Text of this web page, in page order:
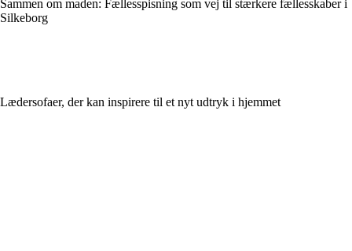
Sammen om maden: Fællesspisning som vej til stærkere fællesskaber i
Silkeborg
Lædersofaer, der kan inspirere til et nyt udtryk i hjemmet